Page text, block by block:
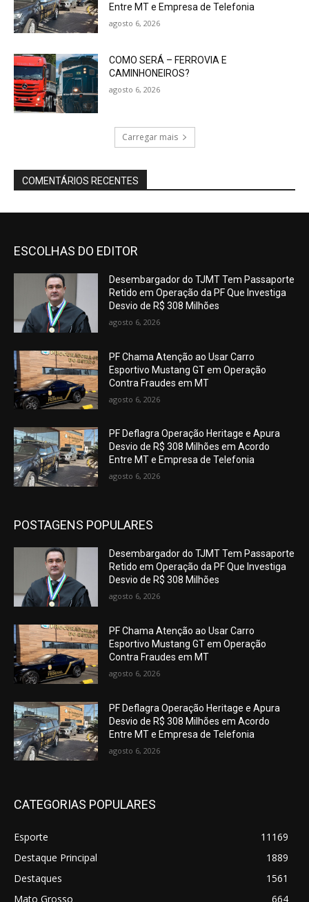
Entre MT e Empresa de Telefonia
agosto 6, 2026
COMO SERÁ – FERROVIA E
CAMINHONEIROS?
agosto 6, 2026
Carregar mais
COMENTÁRIOS RECENTES
ESCOLHAS DO EDITOR
Desembargador do TJMT Tem Passaporte
Retido em Operação da PF Que Investiga
Desvio de R$ 308 Milhões
agosto 6, 2026
PF Chama Atenção ao Usar Carro
Esportivo Mustang GT em Operação
Contra Fraudes em MT
agosto 6, 2026
PF Deflagra Operação Heritage e Apura
Desvio de R$ 308 Milhões em Acordo
Entre MT e Empresa de Telefonia
agosto 6, 2026
POSTAGENS POPULARES
Desembargador do TJMT Tem Passaporte
Retido em Operação da PF Que Investiga
Desvio de R$ 308 Milhões
agosto 6, 2026
PF Chama Atenção ao Usar Carro
Esportivo Mustang GT em Operação
Contra Fraudes em MT
agosto 6, 2026
PF Deflagra Operação Heritage e Apura
Desvio de R$ 308 Milhões em Acordo
Entre MT e Empresa de Telefonia
agosto 6, 2026
CATEGORIAS POPULARES
Esporte
11169
Destaque Principal
1889
Destaques
1561
Mato Grosso
664